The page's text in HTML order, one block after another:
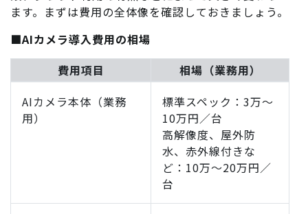
ます。まずは費用の全体像を確認しておきましょう。
■AIカメラ導入費用の相場
費用項目
相場（業務用）
AIカメラ本体（業務
用）
標準スペック：3万～
10万円／台
高解像度、屋外防
水、赤外線付きな
ど：10万～20万円／
台